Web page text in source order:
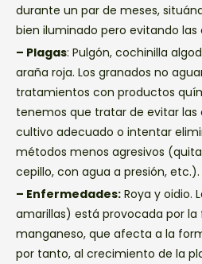
durante un par de meses,
bien iluminado pero evitando las
– Plagas: Pulgón, cochinilla
araña roja. Los granados no
tratamientos con productos
tenemos que tratar de evitar
cultivo adecuado o intentar
métodos menos agresivos
cepillo, con agua a presión, etc.).
– Enfermedades: Roya y oidio.
amarillas) está provocada por la
manganeso, que afecta a la
por tanto, al crecimiento de la